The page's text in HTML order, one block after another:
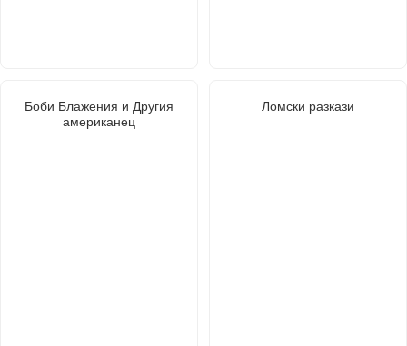
Боби Блажения и Другия
американец
Ломски разкази